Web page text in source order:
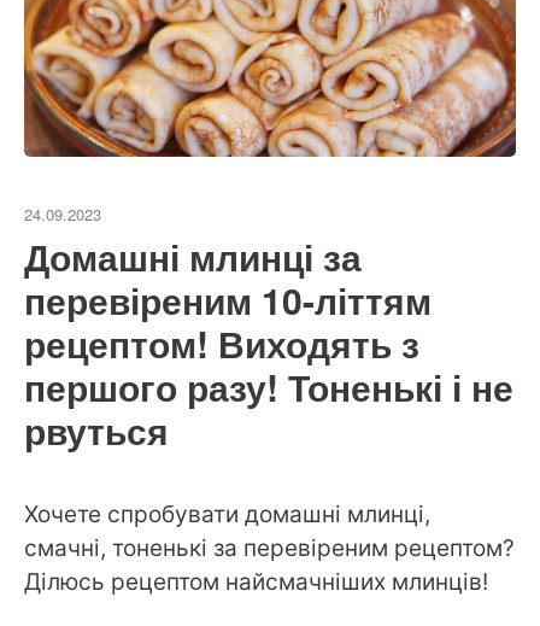
24.09.2023
Домашні млинці за
перевіреним 10-літтям
рецептом! Виходять з
першого разу! Тоненькі і не
рвуться
Хочете спробувати домашні млинці,
смачні, тоненькі за перевіреним рецептом?
Ділюсь рецептом найсмачніших млинців!